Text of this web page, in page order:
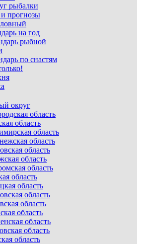
рыбалки
прогнозы
на год
рыбной
по снастям
округ
область
область
область
область
область
область
область
область
область
область
область
область
область
область
область